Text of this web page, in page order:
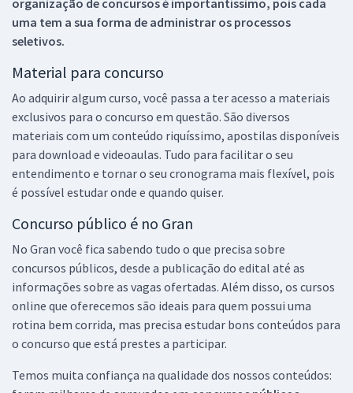
organização de concursos é importantíssimo, pois cada
uma tem a sua forma de administrar os processos
seletivos.
Material para concurso
Ao adquirir algum curso, você passa a ter acesso a materiais
exclusivos para o concurso em questão. São diversos
materiais com um conteúdo riquíssimo, apostilas disponíveis
para download e videoaulas. Tudo para facilitar o seu
entendimento e tornar o seu cronograma mais flexível, pois
é possível estudar onde e quando quiser.
Concurso público é no Gran
No Gran você fica sabendo tudo o que precisa sobre
concursos públicos, desde a publicação do edital até as
informações sobre as vagas ofertadas. Além disso, os cursos
online que oferecemos são ideais para quem possui uma
rotina bem corrida, mas precisa estudar bons conteúdos para
o concurso que está prestes a participar.
Temos muita confiança na qualidade dos nossos conteúdos: